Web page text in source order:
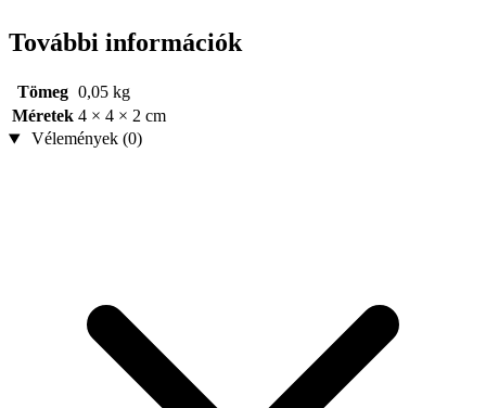
További információk
Tömeg 0,05 kg
Méretek 4 × 4 × 2 cm
Vélemények (0)